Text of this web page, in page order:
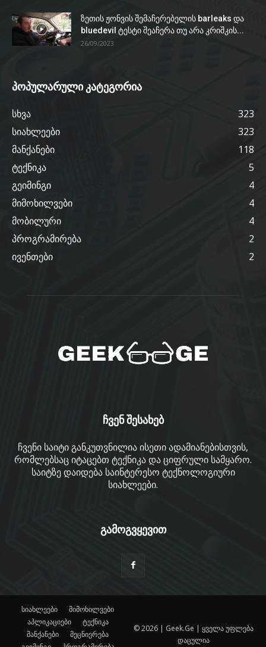
ზეთის ჟონვის შემაჩერებელის barleaks და
bluedevil ტესტი შეაჩერა თუ არა კრიშკის...
26/09/2023
პოპულარული კატეგორია
სხვა
323
სიახლეები
323
მანქანები
118
ტექნიკა
5
გეიმინგი
4
მიმოხილვები
4
მობილური
4
პროგრამირება
2
ივენთები
2
ჩვენ შესახებ
ჩვენი საიტი განკუთვნილია ისეთი ადამიანებისთვის,
რომლებსაც იტაცებთ ტექნიკა და ციფრული სამყარო.
საიტზე დაიდება საინტერესო ტექნოლოგიური
სიახლეები.
გამოგვყევით
სიახლეები
მიმოხილვები
აპლიკაციები
ტექნიკა
მანქანები
მეცნიერება
© 2026 | Geek.Ge | ყველა უფლება
დაცულია